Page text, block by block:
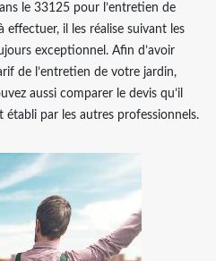
le 33125 pour l’entretien de
effectuer, il les réalise suivant les
exceptionnel. Afin d’avoir
de l’entretien de votre jardin,
aussi comparer le devis qu’il
par les autres professionnels.